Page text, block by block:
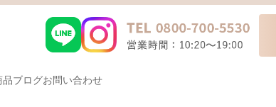
品ブログお問い合わせ